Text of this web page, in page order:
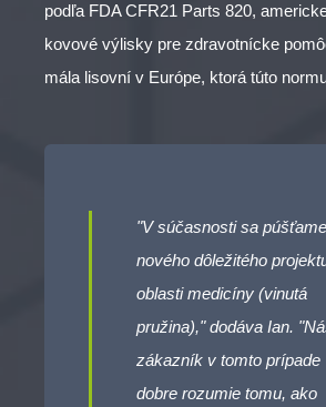
podľa FDA CFR21 Parts 820,
kovové výlisky pre zdravotnícke
mála lisovní v Európe, ktorá túto
"V súčasnosti sa
nového dôležitého
oblasti medicíny (vinutá
pružina)," dodáva Ian.
zákazník v tomto prípade
dobre rozumie tomu, ako